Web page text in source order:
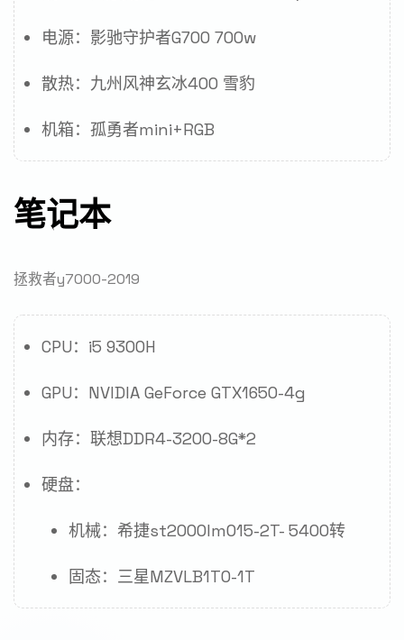
电源：影驰守护者G700 700w
散热：九州风神玄冰400 雪豹
机箱：孤勇者mini+RGB
笔记本
拯救者y7000-2019
CPU：i5 9300H
GPU：NVIDIA GeForce GTX1650-4g
内存：联想DDR4-3200-8G*2
硬盘：
机械：希捷st2000lm015-2T- 5400转
固态：三星MZVLB1T0-1T